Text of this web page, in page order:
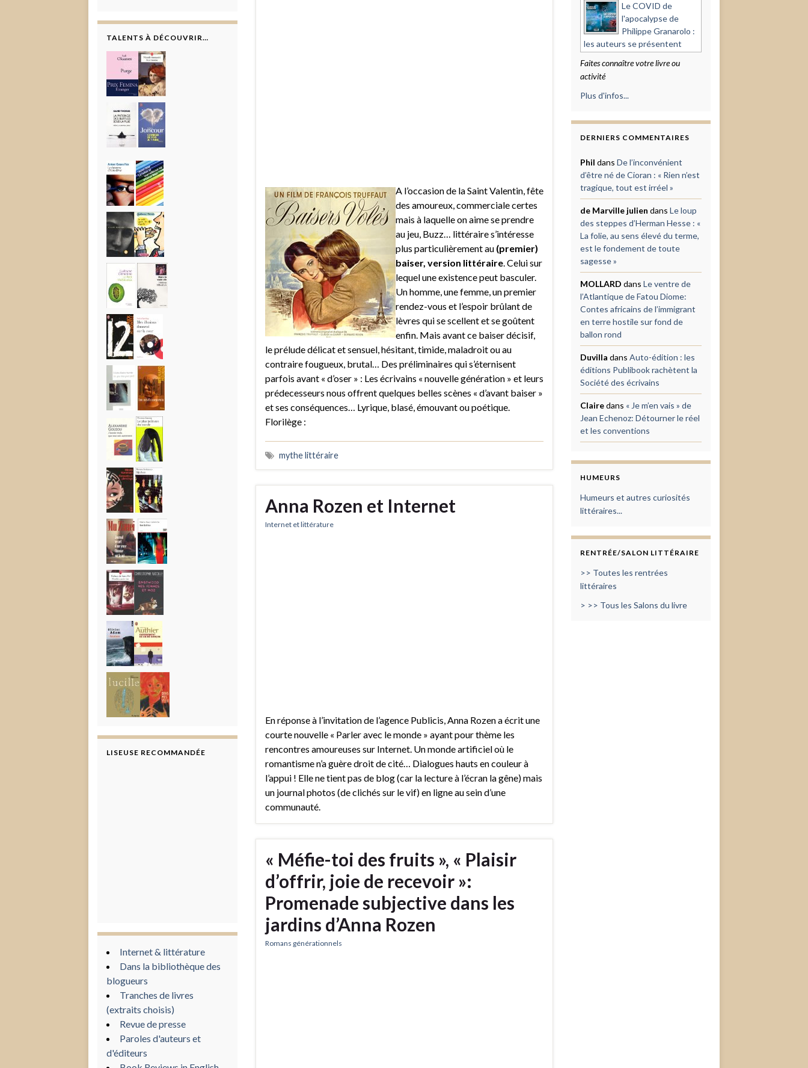
A l’occasion de la Saint Valentin, fête
des amoureux, commerciale certes
mais à laquelle on aime se prendre
au jeu, Buzz… littéraire s’intéresse
plus particulièrement au (premier)
baiser, version littéraire. Celui sur
lequel une existence peut basculer.
Un homme, une femme, un premier
rendez-vous et l’espoir brûlant de
lèvres qui se scellent et se goûtent
enfin. Mais avant ce baiser décisif,
le prélude délicat et sensuel, hésitant, timide, maladroit ou au
contraire fougueux, brutal… Des préliminaires qui s’éternisent
parfois avant « d’oser » : Les écrivains « nouvelle génération » et leurs
prédecesseurs nous offrent quelques belles scènes « d’avant baiser »
et ses conséquences… Lyrique, blasé, émouvant ou poétique.
Florilège :
mythe littéraire
Anna Rozen et Internet
Internet et littérature
En réponse à l’invitation de l’agence Publicis, Anna Rozen a écrit une
courte nouvelle « Parler avec le monde » ayant pour thème les
rencontres amoureuses sur Internet. Un monde artificiel où le
romantisme n’a guère droit de cité… Dialogues hauts en couleur à
l’appui ! Elle ne tient pas de blog (car la lecture à l’écran la gêne) mais
un journal photos (de clichés sur le vif) en ligne au sein d’une
communauté.
« Méfie-toi des fruits », « Plaisir
d’offrir, joie de recevoir »:
Promenade subjective dans les
jardins d’Anna Rozen
Romans générationnels
TALENTS À DÉCOUVRIR…
LISEUSE RECOMMANDÉE
Internet & littérature
Dans la bibliothèque des
blogueurs
Tranches de livres
(extraits choisis)
Revue de presse
Paroles d'auteurs et
d'éditeurs
Le COVID de
l'apocalypse de
Philippe Granarolo :
les auteurs se présentent
Faites connaître votre livre ou
activité
Plus d'infos...
DERNIERS COMMENTAIRES
Phil dans De l’inconvénient
d’être né de Cioran : « Rien n’est
tragique, tout est irréel »
de Marville julien dans Le loup
des steppes d’Herman Hesse : «
La folie, au sens élevé du terme,
est le fondement de toute
sagesse »
MOLLARD dans Le ventre de
l’Atlantique de Fatou Diome:
Contes africains de l’immigrant
en terre hostile sur fond de
ballon rond
Duvilla dans Auto-édition : les
éditions Publibook rachètent la
Société des écrivains
Clairedans « Je m’en vais » de
Jean Echenoz: Détourner le réel
et les conventions
HUMEURS
Humeurs et autres curiosités
littéraires...
RENTRÉE/SALON LITTÉRAIRE
>> Toutes les rentrées
littéraires
> >> Tous les Salons du livre